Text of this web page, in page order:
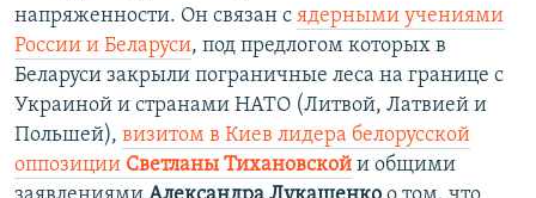
напряженности. Он связан с ядерными учениями
России и Беларуси, под предлогом которых в
Беларуси закрыли пограничные леса на границе с
Украиной и странами НАТО (Литвой, Латвией и
Польшей), визитом в Киев лидера белорусской
оппозиции Светланы Тихановской и общими